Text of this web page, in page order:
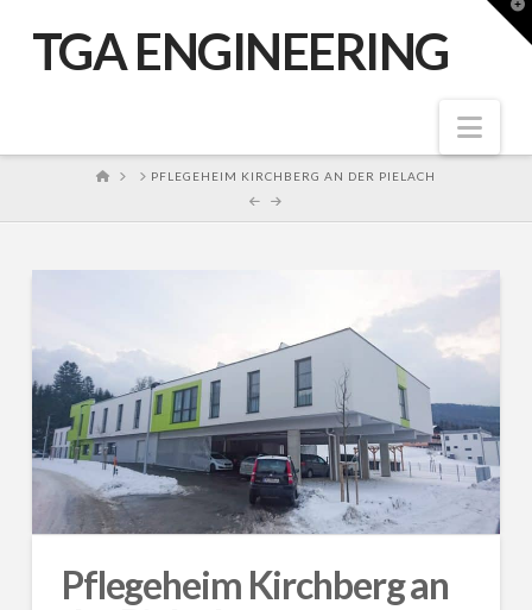
TGA ENGINEERING
HOME PFLEGEHEIM KIRCHBERG AN DER PIELACH
Pflegeheim Kirchberg an